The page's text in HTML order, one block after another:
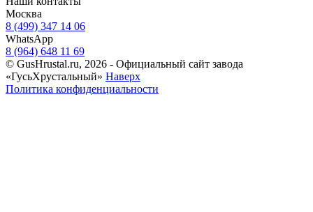
Москва
8 (499) 347 14 06
WhatsApp
8 (964) 648 11 69
© GusHrustal.ru, 2026 - Официальный сайт завода
«ГусьХрустальный» Наверх
Политика конфиденциальности